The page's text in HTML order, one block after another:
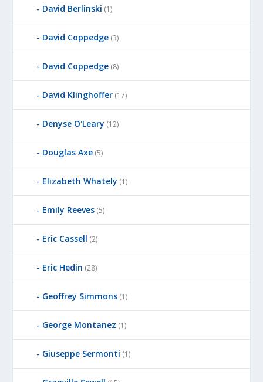
David Berlinski (1)
David Coppedge (3)
David Coppedge (8)
David Klinghoffer (17)
Denyse O'Leary (12)
Douglas Axe (5)
Elizabeth Whately (1)
Emily Reeves (5)
Eric Cassell (2)
Eric Hedin (28)
Geoffrey Simmons (1)
George Montanez (1)
Giuseppe Sermonti (1)